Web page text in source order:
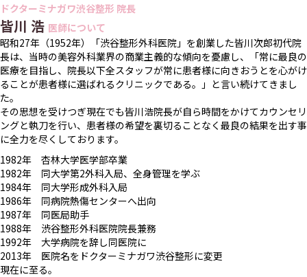
ドクターミナガワ渋谷整形 院長
皆川 浩 医師について
昭和27年（1952年）「渋谷整形外科医院」を創業した皆川次郎初代院
長は、当時の美容外科業界の商業主義的な傾向を憂慮し、「常に最良の
医療を目指し、院長以下全スタッフが常に患者様に向きおうとを心がけ
ることが患者様に選ばれるクリニックである。」と言い続けてきまし
た。
その思想を受けつぎ現在でも皆川浩院長が自ら時間をかけてカウンセリ
ングと執刀を行い、患者様の希望を裏切ることなく最良の結果を出す事
に全力を尽くしております。
1982年 杏林大学医学部卒業
1982年 同大学第2外科入局、全身管理を学ぶ
1984年 同大学形成外科入局
1986年 同病院熱傷センターへ出向
1987年 同医局助手
1988年 渋谷整形外科医院院長兼務
1992年 大学病院を辞し同医院に
2013年 医院名をドクターミナガワ渋谷整形に変更
現在に至る。